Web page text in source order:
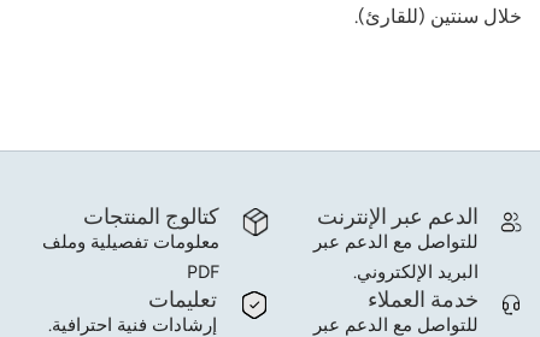
خلال سنتين (للقارئ).
كتالوج المنتجات
معلومات تفصيلية وملف
PDF
الدعم عبر الإنترنت
للتواصل مع الدعم عبر
البريد الإلكتروني.
تعليمات
إرشادات فنية احترافية.
خدمة العملاء
للتواصل مع الدعم عبر